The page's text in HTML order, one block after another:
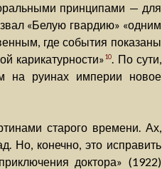
принципами — для
«Белую гвардию» «одним
где события показаны
карикатурности»10. По сути,
на руинах империи новое
старого времени. Ах,
Но, конечно, это исправить
доктора» (1922)